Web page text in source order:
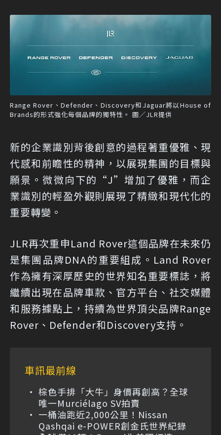
Range Rover、Defender、Discovery和Jaguar將以House of
Brands的形式強化每個品牌的獨特性。 圖／JLR提供
新的企業識別背後創意的過程著重優雅、現
代感和前瞻性的精神，以展現集團的目標與
願景。微微向下的“J”增加了優雅，而企
業識別的輕盈外觀則展現了精緻和現代化的
重要轉變。
JLR再次重申Land Rover這個品牌在未來仍
是集團品牌DNA的重要組成。Land Rover
作為擁有深厚歷史的世界知名重要標誌，將
繼續出現在品牌車款、官方平台、社交媒體
和服務據點上，持續為世界頂尖品牌Range
Rover、Defender和Discovery支持。
車訊最前線
棕色手排「大牛」身價再創高？全球
唯一Murciélago SV拍賣
一桶油跑近2,000公里！Nissan
Qashqai e-POWER創金氏世界紀錄